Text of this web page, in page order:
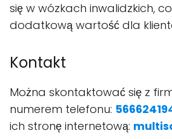
się w wózkach inwalidzkich,
dodatkową wartość dla
Kontakt
Można skontaktować się z
numerem telefonu:
ich stronę internetową: